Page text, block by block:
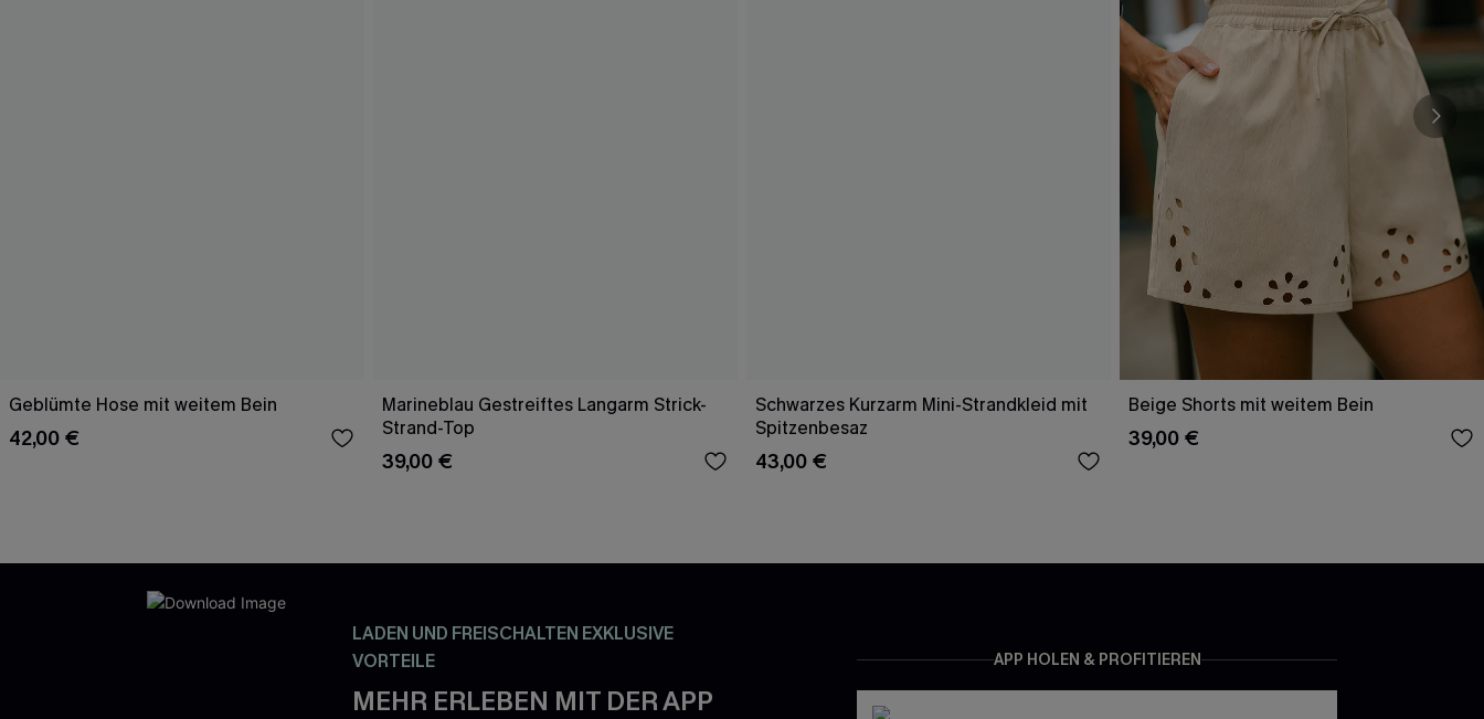
Geblümte Hose mit weitem Bein
42,00 €
Marineblau Gestreiftes Langarm Strick-
Strand-Top
39,00 €
Schwarzes Kurzarm Mini-Strandkleid mit
Spitzenbesaz
43,00 €
Beige Shorts mit weitem Bein
39,00 €
LADEN UND FREISCHALTEN EXKLUSIVE
VORTEILE
MEHR ERLEBEN MIT DER APP
APP HOLEN & PROFITIEREN